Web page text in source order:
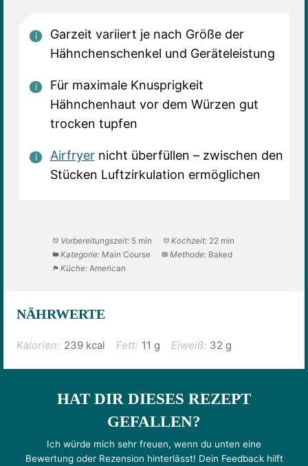
Garzeit variiert je nach Größe der
Hähnchenschenkel und Geräteleistung
Für maximale Knusprigkeit
Hähnchenhaut vor dem Würzen gut
trocken tupfen
Airfryernicht überfüllen – zwischen den
Stücken Luftzirkulation ermöglichen
Vorbereitungszeit: 5 min Kochzeit: 22 min
Kategorie: Main Course Methode: Baked
Küche: American
NÄHRWERTE
Kalorien: 239 kcal Fett: 11 g Eiweiß: 32 g
HAT DIR DIESES REZEPT
GEFALLEN?
Ich würde mich sehr freuen, wenn du unten eine
Bewertung oder Rezension hinterlässt! Dein Feedback hilft